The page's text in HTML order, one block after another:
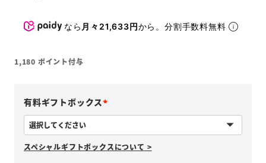
なら 月々21,633円から。分割手数料無料
1,180 ポイント付与
有料ギフトボックス
必
須
スペシャルギフトボックスについて >